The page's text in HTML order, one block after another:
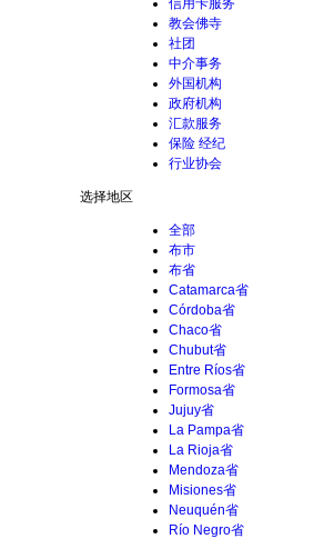
教会佛寺
社团
中介事务
外国机构
政府机构
汇款服务
保险 经纪
行业协会
选择地区
全部
布市
布省
Catamarca省
Córdoba省
Chaco省
Chubut省
Entre Ríos省
Formosa省
Jujuy省
La Pampa省
La Rioja省
Mendoza省
Misiones省
Neuquén省
Río Negro省